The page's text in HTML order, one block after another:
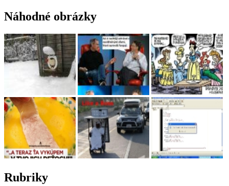
Náhodné obrázky
Rubriky